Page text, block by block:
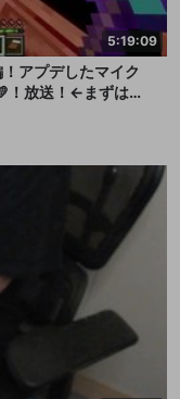
5:19:09
アプデしたマイク
！放送！←まずは水